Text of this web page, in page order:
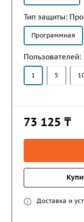
Тип защиты:
Программная
Пользователей:
1 5
73 125 ₸
Доставка и